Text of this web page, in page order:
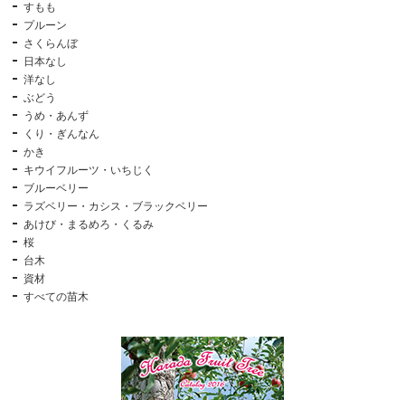
すもも
プルーン
さくらんぼ
日本なし
洋なし
ぶどう
うめ・あんず
くり・ぎんなん
かき
キウイフルーツ・いちじく
ブルーベリー
ラズベリー・カシス・ブラックベリー
あけび・まるめろ・くるみ
桜
台木
資材
すべての苗木